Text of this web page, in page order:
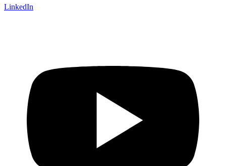
LinkedIn